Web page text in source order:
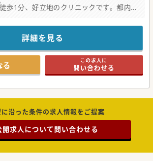
歩1分、好立地のクリニックです。都内か
です。
詳細を見る
る この求人に
問い合わせる
に沿った条件の求人情報をご提案
開求人について問い合わせる